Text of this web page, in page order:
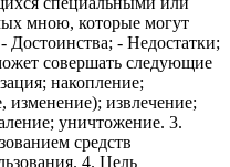
мною, которые могут
- Недостатки;
совершать следующие
накопление;
изменение); извлечение;
уничтожение. 3.
средств
4. Цель